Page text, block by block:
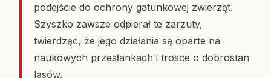
podejście do ochrony gatunkowej zwierząt.
Szyszko zawsze odpierał te zarzuty,
twierdząc, że jego działania są oparte na
naukowych przesłankach i trosce o dobrostan
lasów.